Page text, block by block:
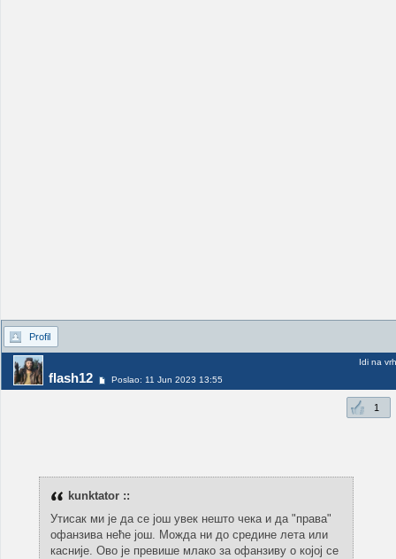
Profil
flash12 Poslao: 11 Jun 2023 13:55
Idi na vrh
1
kunktator ::
Утисак ми је да се још увек нешто чека и да "права"
офанзива неће још. Можда ни до средине лета или
касније. Ово је превише млако за офанзиву о којој се